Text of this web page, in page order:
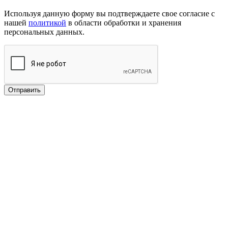
Используя данную форму вы подтверждаете свое согласие с
нашей политикой в области обработки и хранения
персональных данных.
Отправить